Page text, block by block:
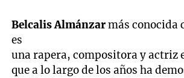
Belcalis Almánzarmás conocida
es
una rapera, compositora y actriz
que a lo largo de los años ha